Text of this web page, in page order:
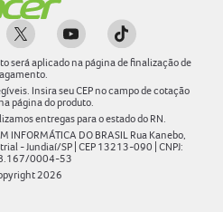
será aplicado na página de finalização de
Insira seu CEP no campo de cotação
página do produto.
entregas para o estado do RN.
INFORMÁTICA DO BRASIL Rua Kanebo,
- Jundiaí/SP | CEP 13213-090 | CNPJ:
0004-53
2026